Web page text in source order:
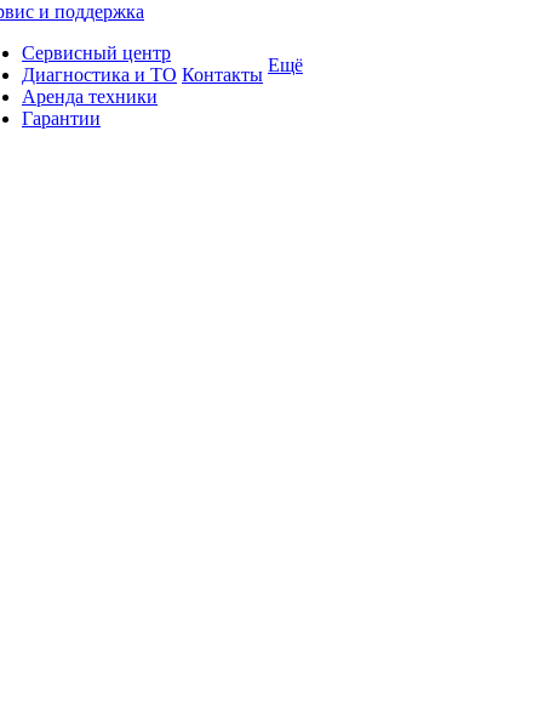
и поддержка
Сервисный центр
Диагностика и ТО
Аренда техники
Гарантии
Контакты Ещё